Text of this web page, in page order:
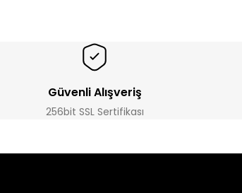
Güvenli Alışveriş
256bit SSL Sertifikası